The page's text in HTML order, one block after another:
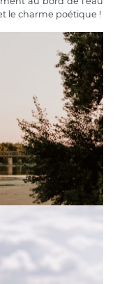
le charme poétique !